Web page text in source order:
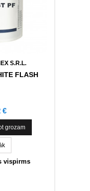
S.R.L.
FLASH
€
grozam
vispirms